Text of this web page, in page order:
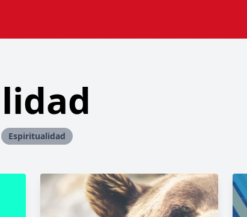
Espiritualidad